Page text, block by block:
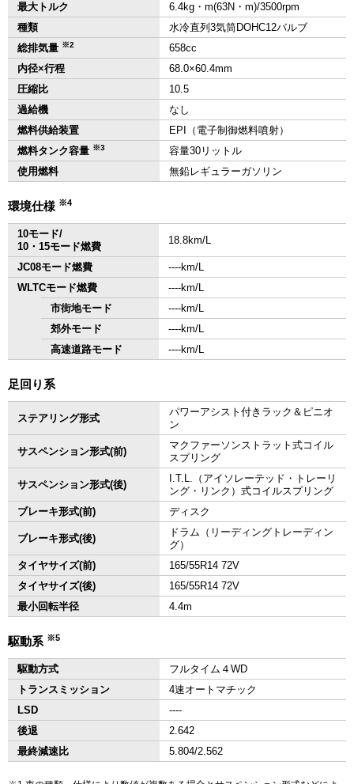
最大トルク
6.4kg・m(63N・m)/3500rpm
種類
水冷直列3気筒DOHC12バルブ
総排気量 ※2
658cc
内径×行程
68.0×60.4mm
圧縮比
10.5
過給機
なし
燃料供給装置
EPI（電子制御燃料噴射）
燃料タンク容量 ※3
容量30リットル
使用燃料
無鉛レギュラーガソリン
環境仕様 ※4
10モード/
10・15モード燃費
18.8km/L
JC08モード燃費
‐‐‐‐km/L
WLTCモード燃費
‐‐‐‐km/L
市街地モード
‐‐‐‐km/L
郊外モード
‐‐‐‐km/L
高速道路モード
‐‐‐‐km/L
足回り系
ステアリング形式
パワーアシスト付きラック＆ピニオ
ン
サスペンション形式(前)
マクファーソンストラット式コイル
スプリング
サスペンション形式(後)
I.T.L.（アイソレーテッド・トレーリ
ング・リンク）式コイルスプリング
ブレーキ形式(前)
ディスク
ブレーキ形式(後)
ドラム（リーディングトレーディン
グ）
タイヤサイズ(前)
165/55R14 72V
タイヤサイズ(後)
165/55R14 72V
最小回転半径
4.4m
駆動系 ※5
駆動方式
フルタイム４WD
トランスミッション
4速オートマチック
LSD
‐‐‐‐
後退
2.642
最終減速比
5.804/2.562